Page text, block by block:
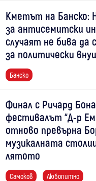
Кметът на Банско:
за антисемитски
случаят не бива да
за политически
Банско
Финал с Ричард
фестивалът “Д-р
отново превърна
музикалната
лятото
Самоков Любопитно